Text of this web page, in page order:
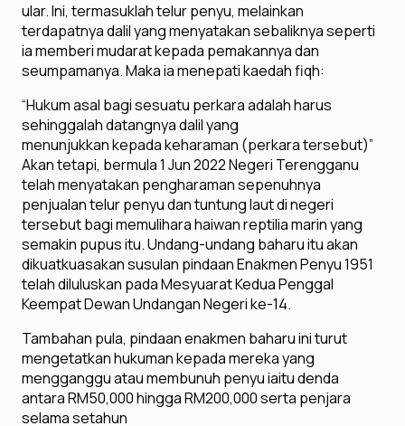
ular. Ini, termasuklah telur penyu, melainkan
terdapatnya dalil yang menyatakan sebaliknya seperti
ia memberi mudarat kepada pemakannya dan
seumpamanya. Maka ia menepati kaedah fiqh:
“Hukum asal bagi sesuatu perkara adalah harus
sehinggalah datangnya dalil yang
menunjukkan kepada keharaman (perkara tersebut)”
Akan tetapi, bermula 1 Jun 2022 Negeri Terengganu
telah menyatakan pengharaman sepenuhnya
penjualan telur penyu dan tuntung laut di negeri
tersebut bagi memulihara haiwan reptilia marin yang
semakin pupus itu. Undang-undang baharu itu akan
dikuatkuasakan susulan pindaan Enakmen Penyu 1951
telah diluluskan pada Mesyuarat Kedua Penggal
Keempat Dewan Undangan Negeri ke-14.
Tambahan pula, pindaan enakmen baharu ini turut
mengetatkan hukuman kepada mereka yang
mengganggu atau membunuh penyu iaitu denda
antara RM50,000 hingga RM200,000 serta penjara
selama setahun